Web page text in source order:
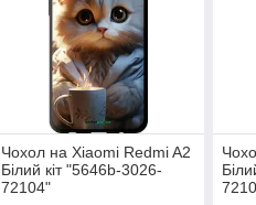
Чохол на Xiaomi Redmi A2
Білий кіт "5646b-3026-
72104"